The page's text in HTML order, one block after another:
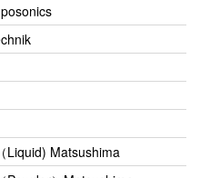
Liquid) Matsushima